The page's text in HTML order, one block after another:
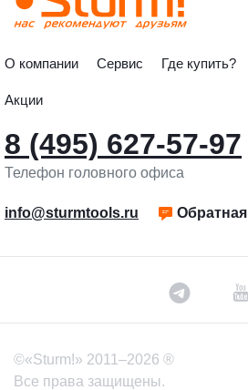
О компании Сервис Где купить?
Акции
8 (495) 627-57-97
Телефон головного офиса
info@sturmtools.ru
©«Sturm!» 2011–2026 ®
Все права защищены.